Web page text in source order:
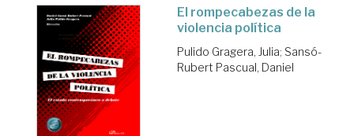
El rompecabezas de la
violencia política
Pulido Gragera, Julia; Sansó-
Rubert Pascual, Daniel